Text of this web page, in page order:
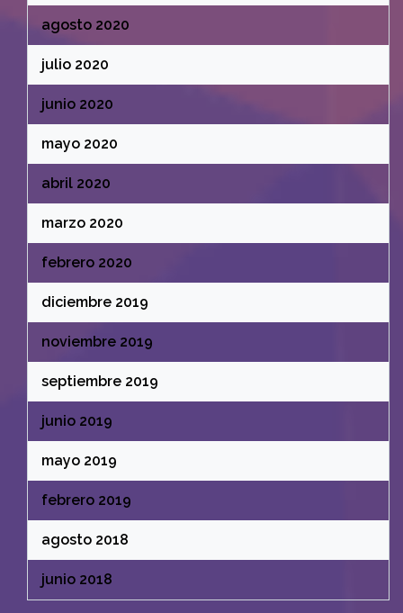
agosto 2020
julio 2020
junio 2020
mayo 2020
abril 2020
marzo 2020
febrero 2020
diciembre 2019
noviembre 2019
septiembre 2019
junio 2019
mayo 2019
febrero 2019
agosto 2018
junio 2018